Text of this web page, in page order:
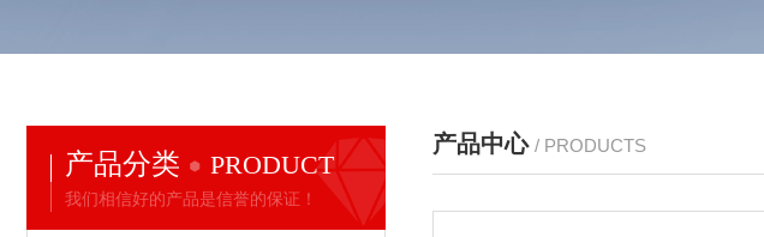
产品分类 PRODUCT
我们相信好的产品是信誉的保证！
产品中心 / PRODUCTS